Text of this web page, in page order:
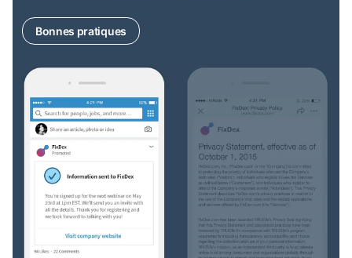
Bonnes pratiquesopens in a new tab